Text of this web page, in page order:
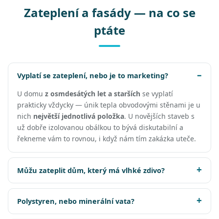
Zateplení a fasády — na co se
ptáte
Vyplatí se zateplení, nebo je to marketing?
U domu z osmdesátých let a starších se vyplatí
prakticky vždycky — únik tepla obvodovými stěnami je u
nich největší jednotlivá položka. U novějších staveb s
už dobře izolovanou obálkou to bývá diskutabilní a
řekneme vám to rovnou, i když nám tím zakázka uteče.
Můžu zateplit dům, který má vlhké zdivo?
Polystyren, nebo minerální vata?